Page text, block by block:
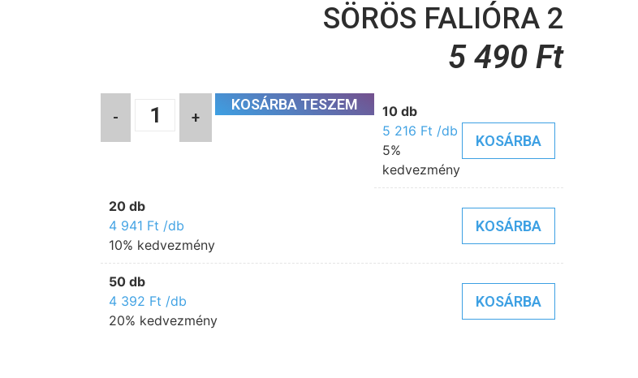
SÖRÖS FALIÓRA 2
5 490 Ft
- +
KOSÁRBA TESZEM
10 db
5 216 Ft /db
5%
kedvezmény
KOSÁRBA
20 db
4 941 Ft /db
10% kedvezmény
KOSÁRBA
50 db
4 392 Ft /db
20% kedvezmény
KOSÁRBA